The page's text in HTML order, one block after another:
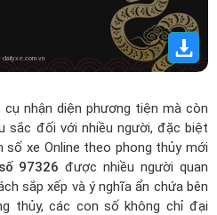
dailyxe.com.vn
nhận diện phương tiện mà còn
sắc đối với nhiều người, đặc biệt
số xe Online theo phong thủy mới
97326 được nhiều người quan
sắp xếp và ý nghĩa ẩn chứa bên
thủy, các con số không chỉ đại